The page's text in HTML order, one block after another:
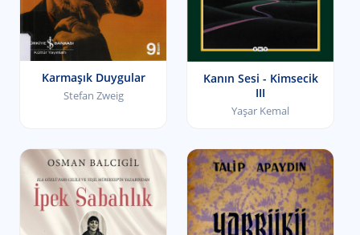
Karmaşık Duygular
Stefan Zweig
Kanın Sesi - Kimsecik
III
Yaşar Kemal